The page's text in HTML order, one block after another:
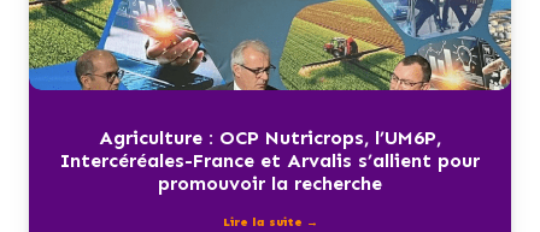
Agriculture : OCP Nutricrops, l’UM6P,
Intercéréales-France et Arvalis s’allient pour
promouvoir la recherche
Lire la suite →